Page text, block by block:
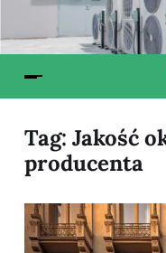
Tag: Jakość
producenta